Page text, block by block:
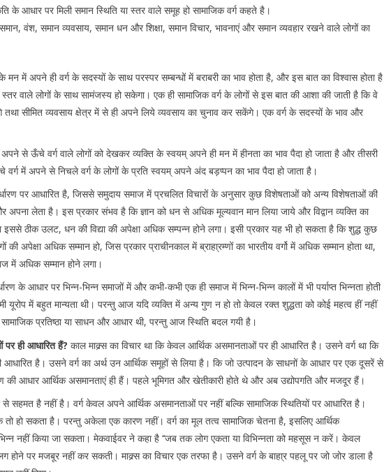
के आधार पर मिली समान स्थिति या स्तर वाले समूह हो सामाजिक वर्ग कहते है।
समान, वंश, समान व्यवसाय, समान धन और शिक्षा, समान विचार, भावनाएं और समान व्यवहार रखने वाले लोगों का
मन में अपने ही वर्ग के सदस्यों के साथ परस्पर सम्बन्धों में बराबरी का भाव होता है, और इस बात का विश्वास होता है
वाले लोगों के साथ सामंजस्य हो सकेगा। एक ही सामाजिक वर्ग के लोगों से इस बात की आशा की जाती है कि वे
सीमित व्यवसाय क्षेत्र में से ही अपने लिये व्यवसाय का चुनाव कर सकेंगे। एक वर्ग के सदस्यों के भाव और
से ऊँचे वर्ग वाले लोगों को देखकर व्यक्ति के स्वयम् अपने ही मन में हीनता का भाव पैदा हो जाता है और तीसरी
में अपने से निचले वर्ग के लोगों के प्रति स्वयम् अपने अंद बड़प्पन का भाव पैदा हो जाता है।
पर आधारित है, जिससे समुदाय समाज में प्रचलित विचारों के अनुसार कुछ विशेषताओं को अन्य विशेषताओं की
अपना लेता है। इस प्रकार संभव है कि ज्ञान को धन से अधिक मूल्यवान मान लिया जाये और विद्वान व्यक्ति का
ठीक उलट, धन की विद्या की अपेक्षा अधिक सम्पन्न होने लगा। इसी प्रकार यह भी हो सकता है कि शुद्ध कुछ
की अपेक्षा अधिक सम्मान हो, जिस प्रकार प्राचीनकाल में ब्राहा्रम्णों का भारतीय वर्गो में अधिक सम्मान होता था,
में अधिक सम्मान होने लगा।
के आधार पर भिन्न-भिन्न समाजों में और कभी-कभी एक ही समाज में भिन्न-भिन्न कालों में भी पर्याप्त भिन्नता होती
यूरोप में बहुत मान्यता थी। परन्तु आज यदि व्यक्ति में अन्य गुण न हो तो केवल रक्त शुद्धता को कोई महत्व हीं नहीं
सामाजिक प्रतिष्ठा या साधन और आधार थी, परन्तु आज स्थिति बदल गयी है।
ही आधारित हैं? काल माक्र्स का विचार था कि केवल आर्थिक असमानताओं पर ही आधारित है। उसने वर्ग था कि
है। उसने वर्ग का अर्थ उन आर्थिक समूहों से लिया है। कि जो उत्पादन के साधनों के आधार पर एक दूसरें से
की आधार आर्थिक असमानताएं ही हैं। पहले भूमिगत और खेतीकारी होते थे और अब उद्योपगति और मजदूर हैं।
सहमत है नहीं है। वर्ग केवल अपने आर्थिक असमानताओं पर नहीं बल्कि सामाजिक स्थितियों पर आधारित है।
हो सकता है। परन्तु अकेला एक कारण नहीं। वर्ग का मूल तत्व सामाजिक चेतना है, इसलिए आर्थिक
नहीं किया जा सकता। मेकवाईवर ने कहा है ‘‘जब तक लोग एकता या विभिन्नता को महसूस न करें। केवल
होने पर मजबूर नहीं कर सकती। माक्र्स का विचार एक तरफा है। उसने वर्ग के बाहा्र पहलू पर जो जोर डाला है